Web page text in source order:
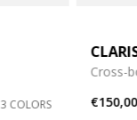
3 COLORS
Cross-
€150,00